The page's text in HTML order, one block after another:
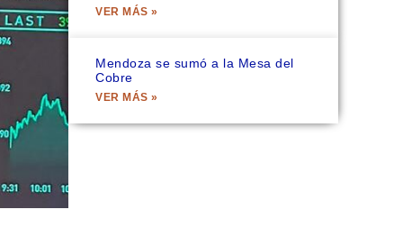
VER MÁS »
Mendoza se sumó a la Mesa del
Cobre
VER MÁS »